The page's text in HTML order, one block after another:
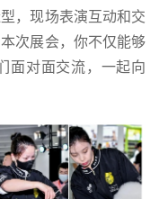
，现场表演互动和交
次展会，你不仅能够
面对面交流，一起向